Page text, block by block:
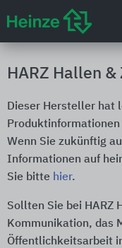
HARZ Hallen &
Dieser Hersteller hat
Wenn Sie zukünftig
Informationen auf
Sie bitte hier.
Sollten Sie bei HARZ
Kommunikation, das
Öffentlichkeitsarbeit